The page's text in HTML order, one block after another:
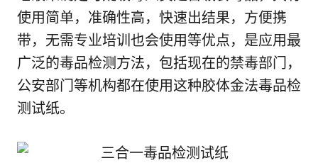
使用简单，准确性高，快速出结果，方便携
带，无需专业培训也会使用等优点，是应用最
广泛的毒品检测方法，包括现在的禁毒部门，
公安部门等机构都在使用这种胶体金法毒品检
测试纸。